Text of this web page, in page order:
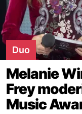
Duo
Melanie
Frey
Music